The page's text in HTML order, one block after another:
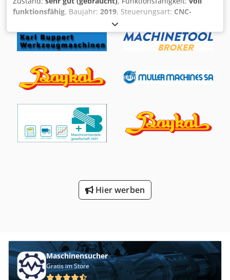
Anschlussmöglichkeiten/Datenübertragung: RJ-45-
Netzwerkanschluss, USB-Anschluss; Netzwerkanschluss
inkl. Installation • Sicherheit: CE-Kennzeichnung,
Mehrstrahl-Lichtschranken, Kompakt-Staubabsaugung
1500 Nm³/h, Schutzkabine mit Makrolon-Paneelen •
Aufstellungsart: Spezielle Maschinenaufstellung Dodpfxox
D I H Ds Apvsck Zusatzausstattung • Zubehör: •
Ersatzteilkoffer für Schneidköpfe • 1 x Fernbedienungsset •
Spannbackensatz Ø 16 / 200 mm • U-förmige
Führungsschienen für die Ausschussstation mit ID = 200
mm • Automatisierung: • Beschickungseinheit: LoadMaster
Tube 6,5 m mit Bündelauflage, 2 Greifern, 254 mm
Außendurchmesser, kratzarmes Design für 6 m,
Förderabschnitt • Zusätzlicher Greifer Ø 200 mm •
Zusätzlicher Greifer Ø 250 mm • Sonderausstattung: •
LoadMaster (Serienversion 103) • Aufstellung 100 mm
höher (Einsatz eines Drahtgitterbehälters möglich),
Entscheidung bei Abnahme • Leistungen: • Installation,
Inbetriebnahme, Schulung
funktionsfähig, Baujahr: 2019, Steuerungsart: CNC-
Faserlaser
Tischlänge:4.000 mm, Tischbreite:2.000 mm,
Arbeitslänge:4.000 mm, Arbeitsbreite:2.000 mm,
Ausstattung:CE-Kennzeichnung, Notausschalter,
Rauchabsaugung, Sicherheitslichtschranke,
Staubabsaugung , Gebrauchte Trumpf 10kW 5040
Faserlaseranlage, 4 Meter x 2 Meter, zum Verkauf
aktive Schnittkontrolle Verkauf ohne Automatisierung 10kW
/ 10.000 W Schneidbett: 4 Meter x 2 Meter
Hier werben
Maschinensucher
Gratis im Store